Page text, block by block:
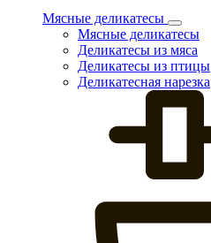
Мясные деликатесы
Мясные деликатесы
Деликатесы из мяса
Деликатесы из птицы
Деликатесная нарезка